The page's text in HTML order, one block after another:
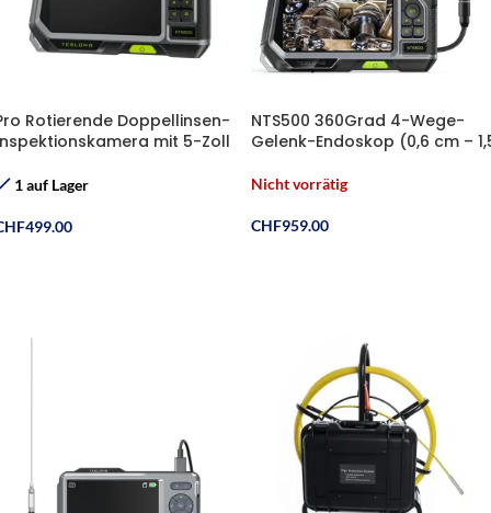
Rotierende Doppellinsen-
mit 5-Zoll
1 auf Lager
499.00
NTS500 360Grad 4-Wege-
Gelenk-Endoskop (0,6 cm –
Nicht vorrätig
CHF959.00